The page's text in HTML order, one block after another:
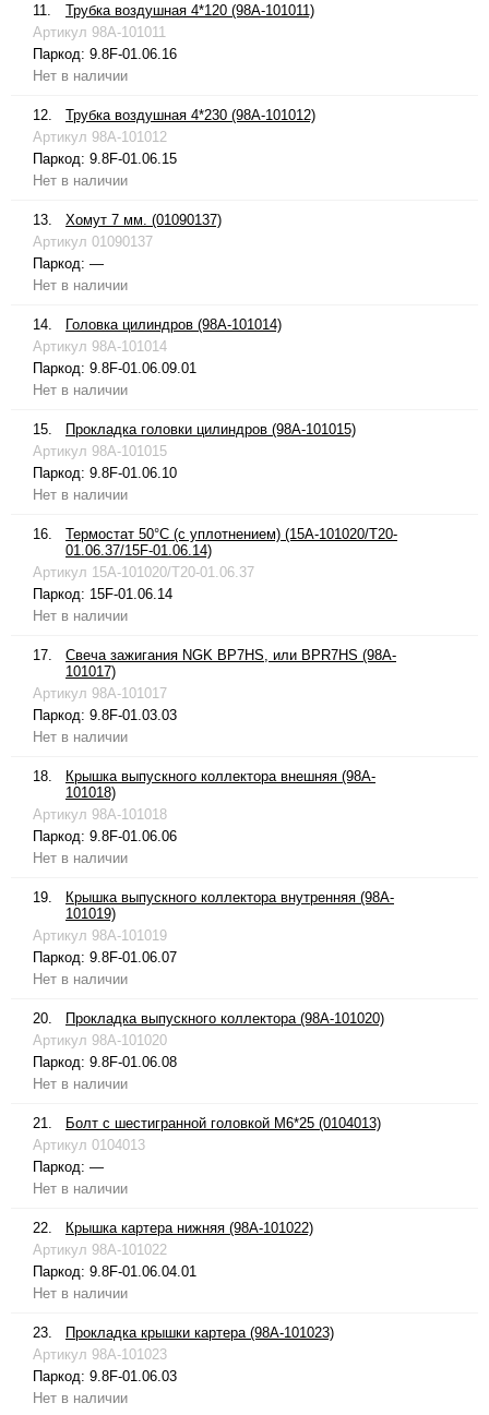
11.
Трубка воздушная 4*120 (98A-101011)
Артикул 98A-101011
Паркод: 9.8F-01.06.16
Нет в наличии
12.
Трубка воздушная 4*230 (98A-101012)
Артикул 98A-101012
Паркод: 9.8F-01.06.15
Нет в наличии
13.
Хомут 7 мм. (01090137)
Артикул 01090137
Паркод: —
Нет в наличии
14.
Головка цилиндров (98A-101014)
Артикул 98A-101014
Паркод: 9.8F-01.06.09.01
Нет в наличии
15.
Прокладка головки цилиндров (98A-101015)
Артикул 98A-101015
Паркод: 9.8F-01.06.10
Нет в наличии
16.
Термостат 50°С (с уплотнением) (15A-101020/T20-
01.06.37/15F-01.06.14)
Артикул 15A-101020/T20-01.06.37
Паркод: 15F-01.06.14
Нет в наличии
17.
Свеча зажигания NGK BP7HS, или BPR7HS (98A-
101017)
Артикул 98A-101017
Паркод: 9.8F-01.03.03
Нет в наличии
18.
Крышка выпускного коллектора внешняя (98A-
101018)
Артикул 98A-101018
Паркод: 9.8F-01.06.06
Нет в наличии
19.
Крышка выпускного коллектора внутренняя (98A-
101019)
Артикул 98A-101019
Паркод: 9.8F-01.06.07
Нет в наличии
20.
Прокладка выпускного коллектора (98A-101020)
Артикул 98A-101020
Паркод: 9.8F-01.06.08
Нет в наличии
21.
Болт с шестигранной головкой М6*25 (0104013)
Артикул 0104013
Паркод: —
Нет в наличии
22.
Крышка картера нижняя (98A-101022)
Артикул 98A-101022
Паркод: 9.8F-01.06.04.01
Нет в наличии
23.
Прокладка крышки картера (98A-101023)
Артикул 98A-101023
Паркод: 9.8F-01.06.03
Нет в наличии